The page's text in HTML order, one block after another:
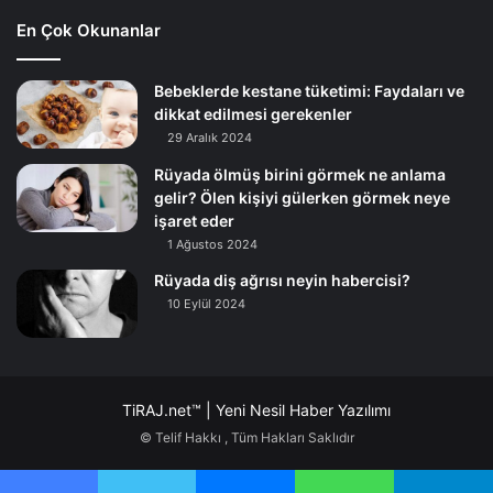
En Çok Okunanlar
Bebeklerde kestane tüketimi: Faydaları ve
dikkat edilmesi gerekenler
29 Aralık 2024
Rüyada ölmüş birini görmek ne anlama
gelir? Ölen kişiyi gülerken görmek neye
işaret eder
1 Ağustos 2024
Rüyada diş ağrısı neyin habercisi?
10 Eylül 2024
TiRAJ.net™ | Yeni Nesil Haber Yazılımı
© Telif Hakkı , Tüm Hakları Saklıdır